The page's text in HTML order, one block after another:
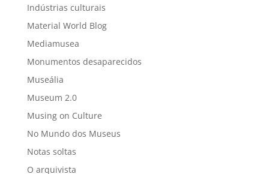
Indústrias culturais
Material World Blog
Mediamusea
Monumentos desaparecidos
Museália
Museum 2.0
Musing on Culture
No Mundo dos Museus
Notas soltas
O arquivista